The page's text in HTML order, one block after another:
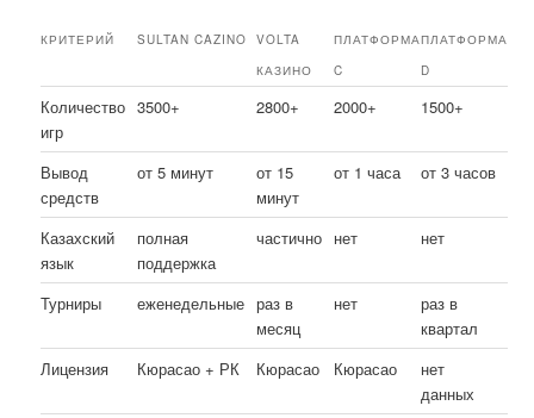
КРИТЕРИЙ SULTAN CAZINO
VOLTA
КАЗИНО
ПЛАТФОРМА
C
ПЛАТФОРМА
D
Количество
игр
3500+ 2800+ 2000+ 1500+
Вывод
средств
от 5 минут
от 15
минут
от 1 часа от 3 часов
Казахский
язык
полная
поддержка
частично нет нет
Турниры еженедельные раз в
месяц
нет
раз в
квартал
Лицензия
Кюрасао + РК Кюрасао Кюрасао
нет
данных